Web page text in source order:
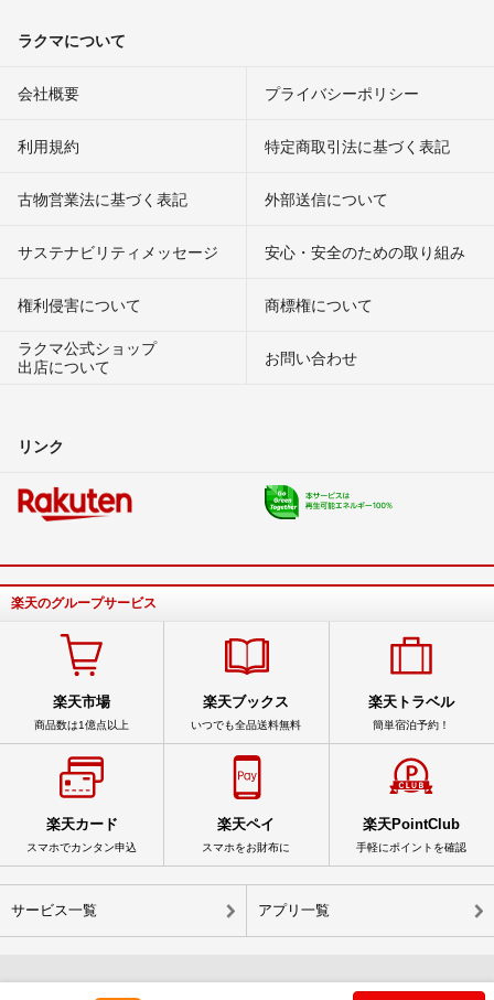
ラクマについて
会社概要 プライバシーポリシー
利用規約 特定商取引法に基づく表記
古物営業法に基づく表記 外部送信について
サステナビリティメッセージ 安心・安全のための取り組み
権利侵害について
商標権について
ラクマ公式ショップ
出店について
お問い合わせ
リンク
楽天のグループサービス
楽天市場
商品数は1億点以上
楽天ブックス
いつでも全品送料無料
楽天トラベル
簡単宿泊予約！
楽天カード
スマホでカンタン申込
楽天ペイ
スマホをお財布に
楽天PointClub
手軽にポイントを確認
サービス一覧 アプリ一覧